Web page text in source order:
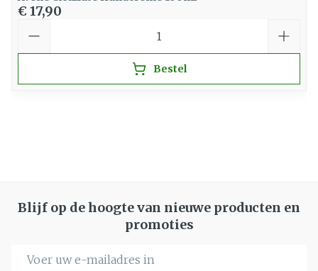
€ 17,90
Bestel
Blijf op de hoogte van nieuwe producten en
promoties